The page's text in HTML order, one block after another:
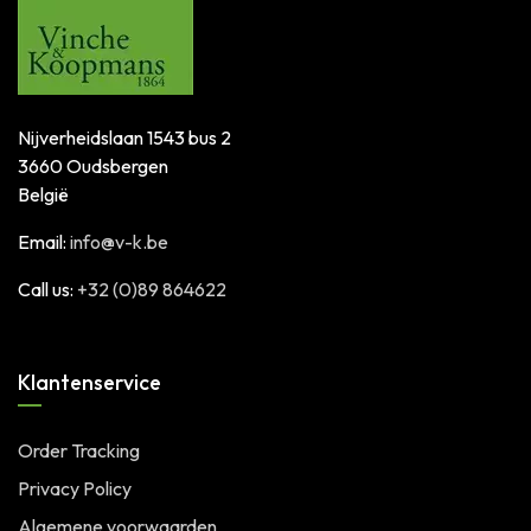
Nijverheidslaan 1543 bus 2
3660 Oudsbergen
België
Email: info@v-k.be
Call us: +32 (0)89 864622
Klantenservice
Order Tracking
Privacy Policy